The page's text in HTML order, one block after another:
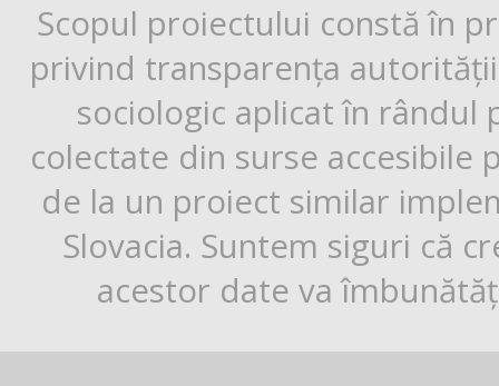
Scopul proiectului constă în
privind transparența
sociologic aplicat în rândul
colectate din surse
de la un proiect similar
Slovacia. Suntem siguri că
acestor date va